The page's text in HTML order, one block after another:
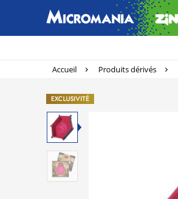
Accueil Produits dérivés
EXCLUSIVITÉ